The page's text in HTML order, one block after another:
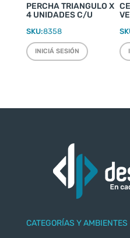
PERCHA TRIANGULO X
4 UNIDADES C/U
SKU:8358
INICIÁ SESIÓN
CATEGORÍAS Y AMBIENTES